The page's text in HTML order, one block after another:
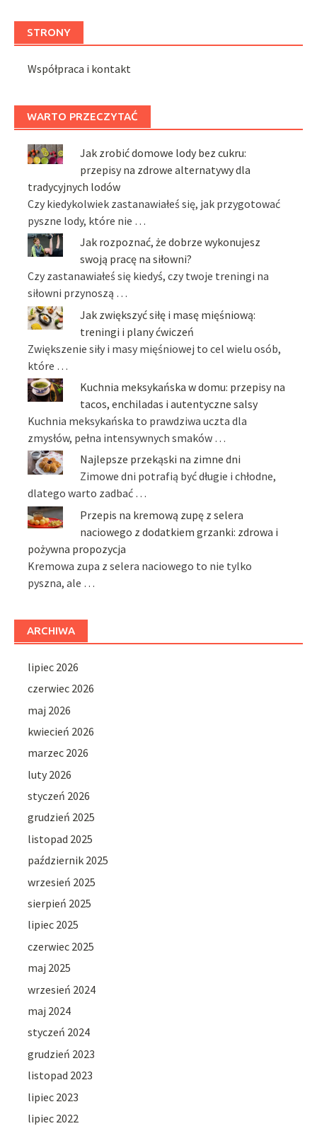
STRONY
Współpraca i kontakt
WARTO PRZECZYTAĆ
Jak zrobić domowe lody bez cukru:
przepisy na zdrowe alternatywy dla
tradycyjnych lodów
Czy kiedykolwiek zastanawiałeś się, jak przygotować
pyszne lody, które nie …
Jak rozpoznać, że dobrze wykonujesz
swoją pracę na siłowni?
Czy zastanawiałeś się kiedyś, czy twoje treningi na
siłowni przynoszą …
Jak zwiększyć siłę i masę mięśniową:
treningi i plany ćwiczeń
Zwiększenie siły i masy mięśniowej to cel wielu osób,
które …
Kuchnia meksykańska w domu: przepisy na
tacos, enchiladas i autentyczne salsy
Kuchnia meksykańska to prawdziwa uczta dla
zmysłów, pełna intensywnych smaków …
Najlepsze przekąski na zimne dni
Zimowe dni potrafią być długie i chłodne,
dlatego warto zadbać …
Przepis na kremową zupę z selera
naciowego z dodatkiem grzanki: zdrowa i
pożywna propozycja
Kremowa zupa z selera naciowego to nie tylko
pyszna, ale …
ARCHIWA
lipiec 2026
czerwiec 2026
maj 2026
kwiecień 2026
marzec 2026
luty 2026
styczeń 2026
grudzień 2025
listopad 2025
październik 2025
wrzesień 2025
sierpień 2025
lipiec 2025
czerwiec 2025
maj 2025
wrzesień 2024
maj 2024
styczeń 2024
grudzień 2023
listopad 2023
lipiec 2023
lipiec 2022